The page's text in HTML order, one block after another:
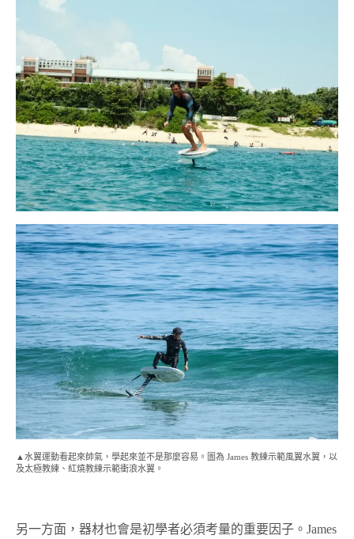
▲水翼運動看起來帥氣，學起來並不是那麼容易。圖為 James 教練示範風翼水翼，以
及太極教練、紅燒教練示範衝浪水翼。
另一方面，器材也會是初學者必須考量的重要因子。James